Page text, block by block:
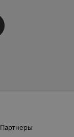
Партнеры